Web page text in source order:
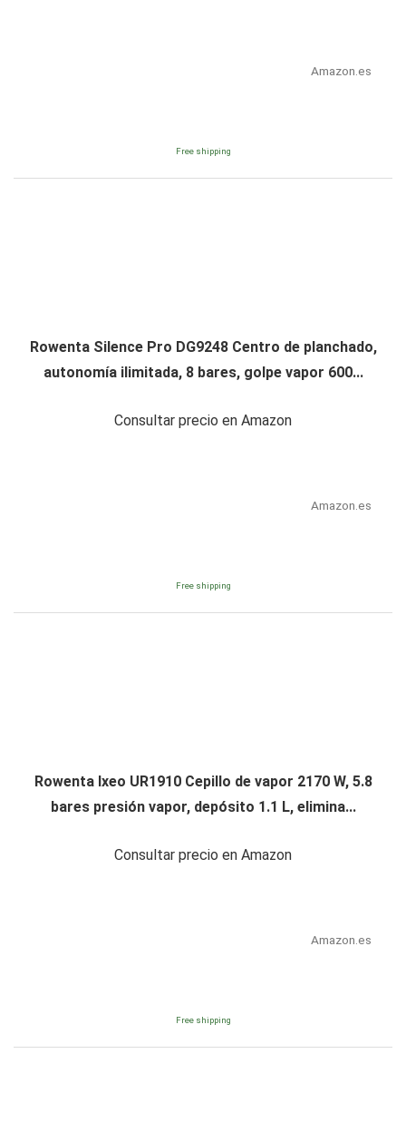
Amazon.es
Free shipping
Rowenta Silence Pro DG9248 Centro de planchado,
autonomía ilimitada, 8 bares, golpe vapor 600...
Consultar precio en Amazon
Amazon.es
Free shipping
Rowenta Ixeo UR1910 Cepillo de vapor 2170 W, 5.8
bares presión vapor, depósito 1.1 L, elimina...
Consultar precio en Amazon
Amazon.es
Free shipping